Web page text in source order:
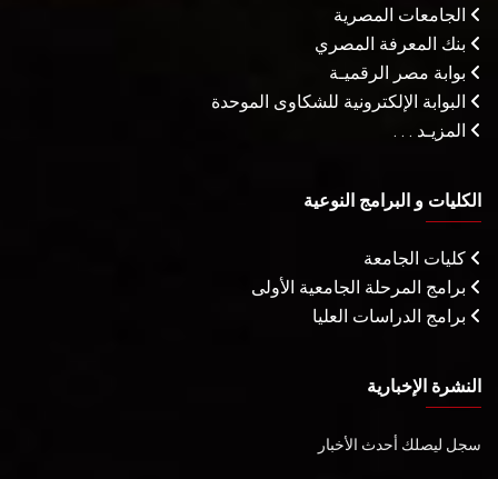
الجامعات المصرية
بنك المعرفة المصري
بوابة مصر الرقميـة
البوابة الإلكترونية للشكاوى الموحدة
المزيـد . . .
الكليات و البرامج النوعية
كليات الجامعة
برامج المرحلة الجامعية الأولى
برامج الدراسات العليا
النشرة الإخبارية
سجل ليصلك أحدث الأخبار